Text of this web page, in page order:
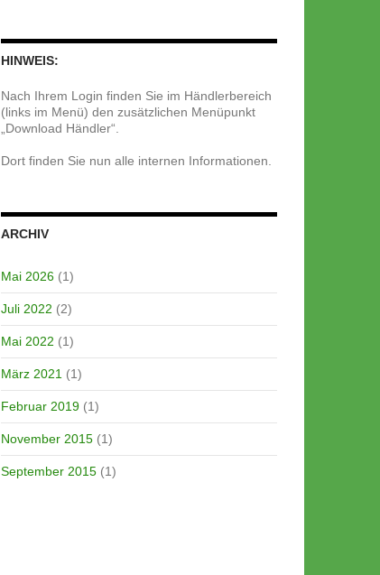
HINWEIS:
Nach Ihrem Login finden Sie im Händlerbereich
(links im Menü) den zusätzlichen Menüpunkt
„Download Händler“.
Dort finden Sie nun alle internen Informationen.
ARCHIV
Mai 2026 (1)
Juli 2022 (2)
Mai 2022 (1)
März 2021 (1)
Februar 2019 (1)
November 2015 (1)
September 2015 (1)